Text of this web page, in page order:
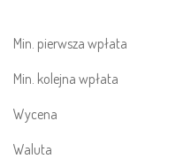
Min. pierwsza wpłata
Min. kolejna wpłata
Wycena
Waluta